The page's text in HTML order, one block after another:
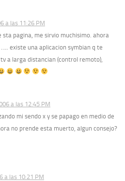
a las 11:26 PM
sta pagina, me sirvio muchisimo. ahora
existe una aplicacion symbian q te
a larga distancian (control remoto),
a las 12:45 PM
mi sendo x y se papago en medio de
no prende esta muerto, algun consejo?
a las 10:21 PM